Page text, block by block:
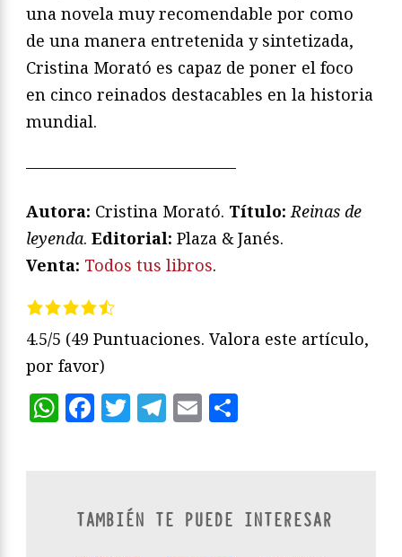
una novela muy recomendable por como
de una manera entretenida y sintetizada,
Cristina Morató es capaz de poner el foco
en cinco reinados destacables en la historia
mundial.
—————————————
Autora: Cristina Morató. Título: Reinas de
leyenda. Editorial: Plaza & Janés.
Venta: Todos tus libros.
4.5/5 (49 Puntuaciones. Valora este artículo,
por favor)
WhatsApp
Facebook
Twitter
Telegram
Email
TAMBIÉN TE PUEDE INTERESAR